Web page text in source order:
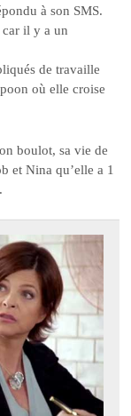
à son SMS.
car il y a un
de travaille
où elle croise
boulot, sa vie de
et Nina qu’elle a 1